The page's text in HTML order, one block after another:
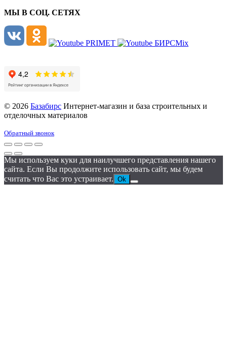
МЫ В СОЦ. СЕТЯХ
© 2026 Базабирс Интернет-магазин и база строительных и
отделочных материалов
Обратный звонок
Мы используем куки для наилучшего представления нашего
сайта. Если Вы продолжите использовать сайт, мы будем
считать что Вас это устраивает. Ok